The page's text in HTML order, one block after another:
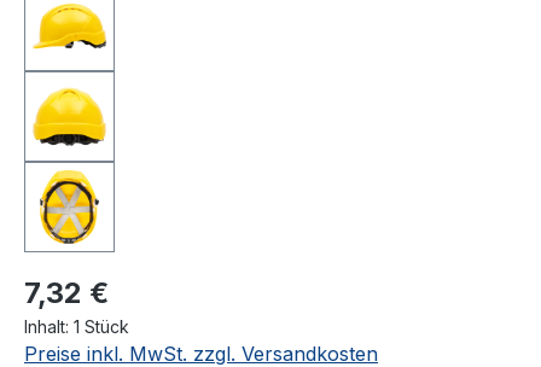
7,32 €
Inhalt: 1 Stück
Preise inkl. MwSt. zzgl. Versandkosten